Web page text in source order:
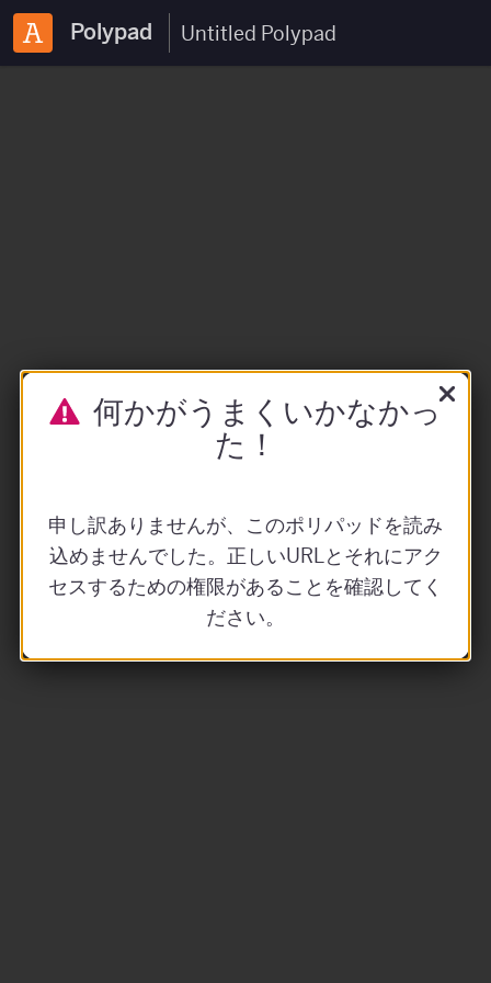
Polypad
何かがうまくいかなかっ
た！
申し訳ありませんが、このポリパッドを読み
込めませんでした。正しいURLとそれにアク
セスするための権限があることを確認してく
ださい。